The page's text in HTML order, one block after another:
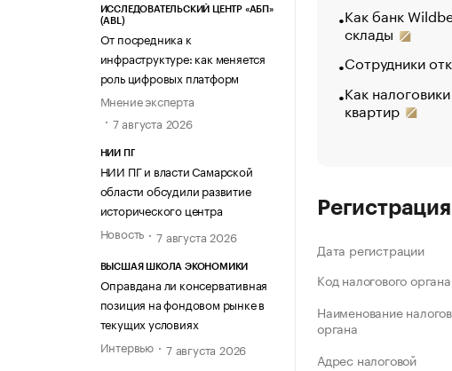
ИССЛЕДОВАТЕЛЬСКИЙ ЦЕНТР «АБП»
(ABL)
От посредника к
инфраструктуре: как меняется
роль цифровых платформ
Мнение эксперта
7 августа 2026
НИИ ПГ
НИИ ПГ и власти Самарской
области обсудили развитие
исторического центра
Новость
7 августа 2026
ВЫСШАЯ ШКОЛА ЭКОНОМИКИ
Оправдана ли консервативная
позиция на фондовом рынке в
текущих условиях
Интервью
7 августа 2026
Как банк
склады
Сотрудники
Как
квартир
Дата регистрации
Код налогового органа
Наименование
органа
Адрес налоговой